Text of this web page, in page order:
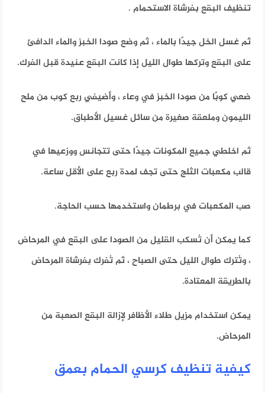
تنظيف البقع بفرشاة الاستحمام .
ثم غسل الخل جيدًا بالماء ، ثم وضع صودا الخبز والماء الدافئ
على البقع وتركها طوال الليل إذا كانت البقع عنيدة قبل الفرك.
ضعي كوبًا من صودا الخبز في وعاء ، وأضيفي ربع كوب من ملح
الليمون وملعقة صغيرة من سائل غسيل الأطباق.
ثم اخلطي جميع المكونات جيدًا حتى تتجانس ووزعيها في
قالب مكعبات الثلج حتى تجف لمدة ربع على الأقل ساعة.
صب المكعبات في برطمان واستخدمها حسب الحاجة.
كما يمكن أن تُسكب القليل من الصودا على البقع في المرحاض
، وتُترك طوال الليل حتى الصباح ، ثم تُفرك بفرشاة المرحاض
بالطريقة المعتادة.
يمكن استخدام مزيل طلاء الأظافر لإزالة البقع الصعبة من
المرحاض.
كيفية تنظيف كرسي الحمام بعمق